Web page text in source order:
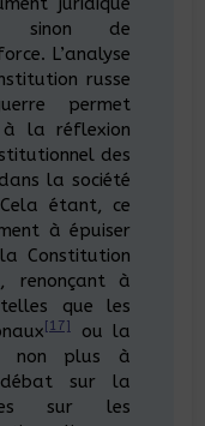
sinon de
L’analyse
russe
permet
à la réflexion
des
la société
Cela étant, ce
à épuiser
Constitution
renonçant à
que les
[17]ou la
non plus à
débat sur la
sur les